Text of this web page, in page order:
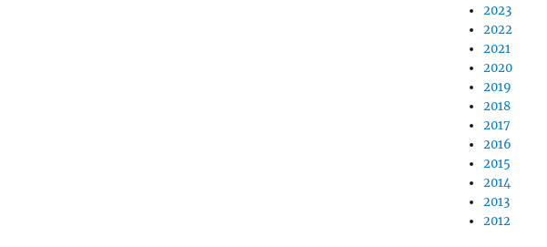
2023
2022
2021
2020
2019
2018
2017
2016
2015
2014
2013
2012